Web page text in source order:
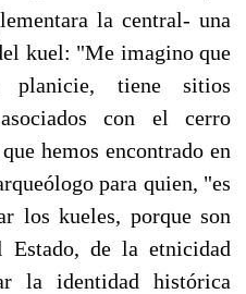
la central- una
kuel: "Me imagino que
tiene sitios
con el cerro
hemos encontrado en
para quien, "es
los kueles, porque son
de la etnicidad
la identidad histórica